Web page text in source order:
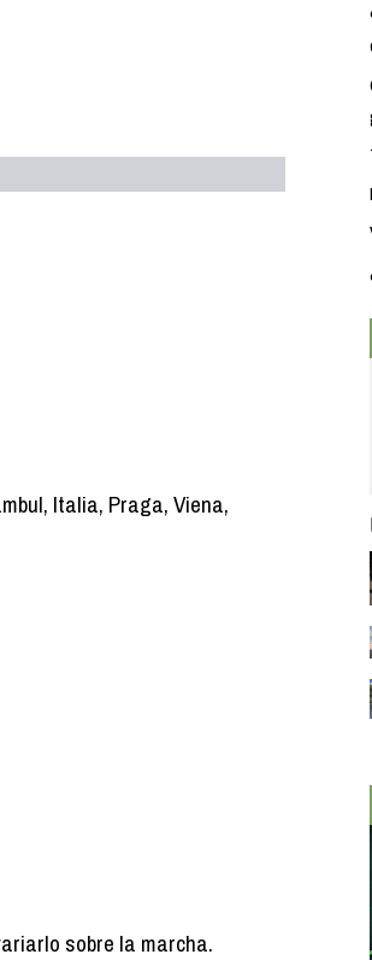
Italia, Praga, Viena,
sobre la marcha.